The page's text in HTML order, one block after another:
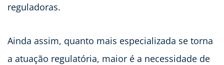
reguladoras.
Ainda assim, quanto mais especializada se torna
a atuação regulatória, maior é a necessidade de